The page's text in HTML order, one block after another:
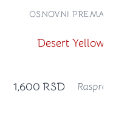
Desert Yellow
OSNOVNI PREMAZI
1,600 RSD